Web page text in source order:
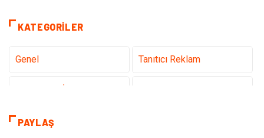
KATEGORILER
Genel Tanıtıcı Reklam
Hizmet
PAYLAŞ